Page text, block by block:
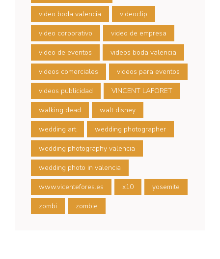
video boda valencia videoclip
video corporativo video de empresa
video de eventos videos boda valencia
videos comerciales videos para eventos
videos publicidad VINCENT LAFORET
walking dead walt disney
wedding art wedding photographer
wedding photography valencia
wedding photo in valencia
www.vicentefores.es x10 yosemite
zombi zombie